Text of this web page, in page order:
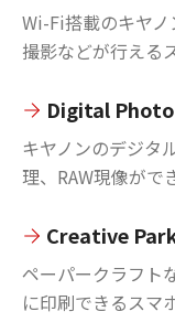
Wi-Fi搭載のキヤ
撮影などが行える
Digital
キヤノンのデジタ
理、RAW現像がで
Creative
ペーパークラフト
に印刷できるスマ